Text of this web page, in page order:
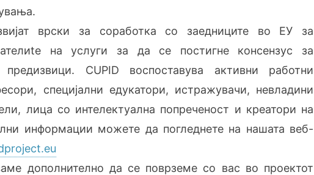
врски за соработка со заедниците во ЕУ за
на услуги за да се постигне консензус за
CUPID воспоставува активни работни
специјални едукатори, истражувачи, невладини
лица со интелектуална попреченост и креатори на
информации можете да погледнете на нашата веб-
дополнително да се поврземе со вас во проектот